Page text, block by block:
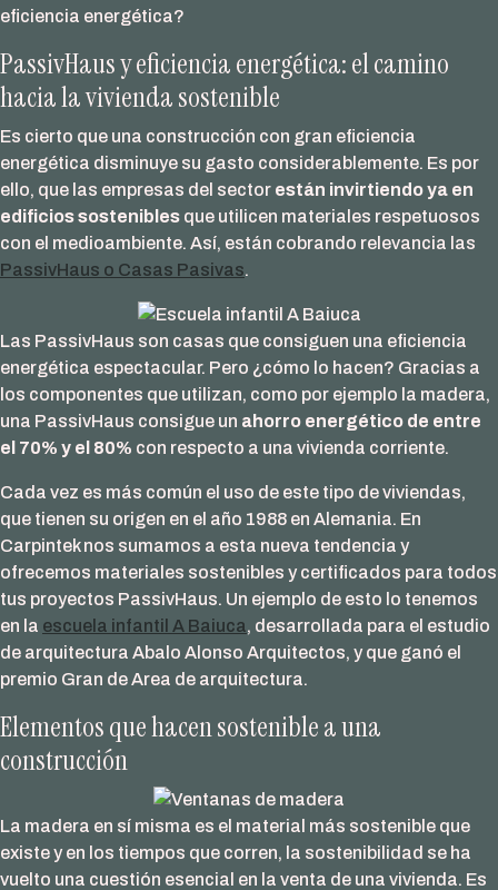
eficiencia energética?
PassivHaus y eficiencia energética: el camino
hacia la vivienda sostenible
Es cierto que una construcción con gran eficiencia
energética disminuye su gasto considerablemente. Es por
ello, que las empresas del sector están invirtiendo ya en
edificios sostenibles que utilicen materiales respetuosos
con el medioambiente. Así, están cobrando relevancia las
PassivHaus o Casas Pasivas.
Las PassivHaus son casas que consiguen una eficiencia
energética espectacular. Pero ¿cómo lo hacen? Gracias a
los componentes que utilizan, como por ejemplo la madera,
una PassivHaus consigue un ahorro energético de entre
el 70% y el 80% con respecto a una vivienda corriente.
Cada vez es más común el uso de este tipo de viviendas,
que tienen su origen en el año 1988 en Alemania. En
Carpintek nos sumamos a esta nueva tendencia y
ofrecemos materiales sostenibles y certificados para todos
tus proyectos PassivHaus. Un ejemplo de esto lo tenemos
en la escuela infantil A Baiuca, desarrollada para el estudio
de arquitectura Abalo Alonso Arquitectos, y que ganó el
premio Gran de Area de arquitectura.
Elementos que hacen sostenible a una
construcción
La madera en sí misma es el material más sostenible que
existe y en los tiempos que corren, la sostenibilidad se ha
vuelto una cuestión esencial en la venta de una vivienda. Es